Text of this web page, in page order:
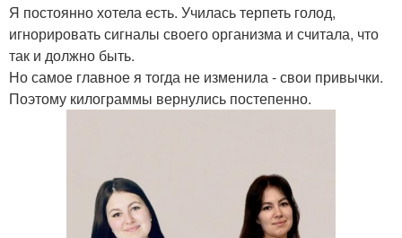
Я постоянно хотела есть. Училась терпеть голод,
игнорировать сигналы своего организма и считала, что
так и должно быть.
Но самое главное я тогда не изменила - свои привычки.
Поэтому килограммы вернулись постепенно.